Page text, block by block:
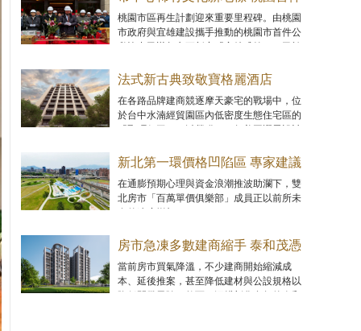
公私協力都更案「宜雄盛筵」上
樑
桃園市區再生計劃迎來重要里程碑。由桃園
市政府與宜雄建設攜手推動的桃園市首件公
法式新古典致敬寶格麗酒店
MUSE金獎建築「聚碩仁玉」優
雅登場
在各路品牌建商競逐摩天豪宅的戰場中，位
於台中水湳經貿園區內低密度生態住宅區的
古典優雅姿態登場。
新北第一環價格凹陷區 專家建議
首購族把握上車機會
在通膨預期心理與資金浪潮推波助瀾下，雙
北房市「百萬單價俱樂部」成員正以前所未
房市急凍多數建商縮手 泰和茂憑
藉「與自然共融，以科學致美」
逆勢翻盤
當前房市買氣降溫，不少建商開始縮減成
本、延後推案，甚至降低建材與公設規格以